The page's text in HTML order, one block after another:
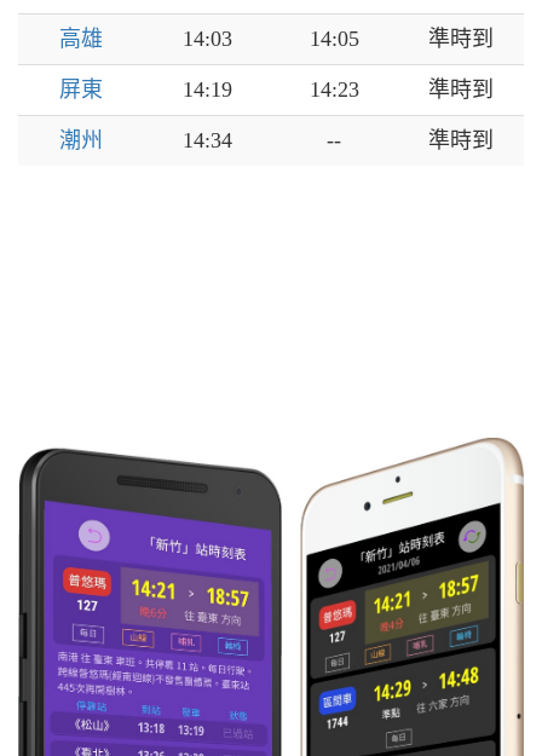
高雄 14:03 14:05 準時到
屏東 14:19 14:23 準時到
潮州 14:34 -- 準時到